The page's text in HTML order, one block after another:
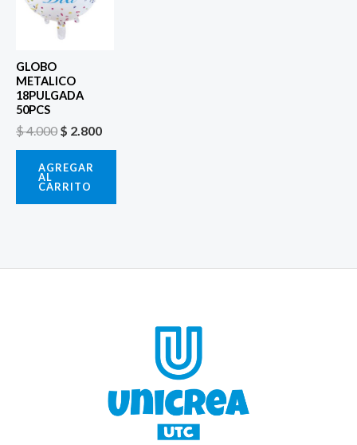
GLOBO
METALICO
18PULGADA
50PCS
$4.000 $ 2.800
AGREGAR
AL
CARRITO